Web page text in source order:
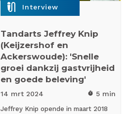
mic_external_on Interview
Tandarts Jeffrey Knip
(Keijzershof en
Ackerswoude): 'Snelle
groei dankzij gastvrijheid
en goede beleving'
14 mrt 2024 timer 5 min
Jeffrey Knip opende in maart 2018